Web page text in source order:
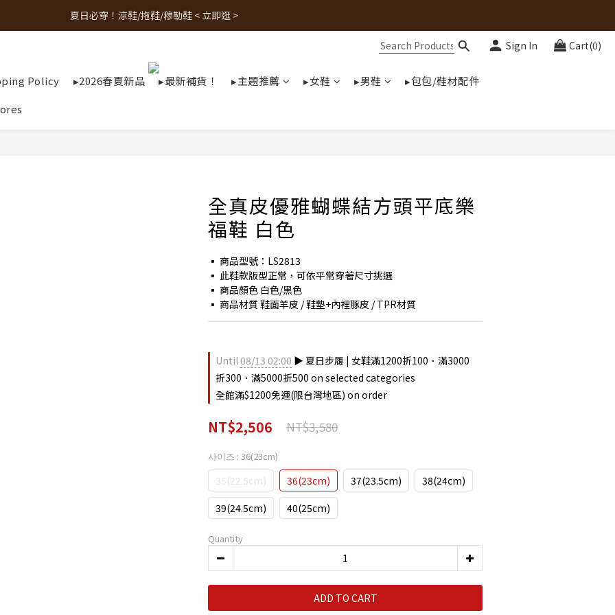
人氣熱銷款！最新補貨 < 立即逛 >
夏日必穿！涼鞋/拖鞋/穆勒鞋 < 立即逛 >
Sign In Cart(0)
Policy ▸2026春夏新品 ▸最新補貨！ ▸主題推薦 ▸女鞋 ▸男鞋
▸包包/鞋材配件
全真皮優雅蝴蝶結方頭平底樂
福鞋 白色
▪ 商品型號：LS2813
▪ 此鞋款版型正常，可依平常穿著尺寸挑選
▪ 商品顏色 白色/黑色
▪ 商品材質 鞋面羊皮 / 鞋墊+內裡豚皮 / TPR材質
Until08/13 02:00 ▶︎ 夏日步履 | 女鞋滿1200折100．滿3000
折300．滿5000折500 on selected categories
全館滿$1200免運(限台灣地區) on order
NT$2,506 NT$3,580
사이즈 : 36(23cm)
35(22.5cm) 36(23cm) 37(23.5cm)
38(24cm)
39(24.5cm)
40(25cm)
Quantity
ADD TO CART